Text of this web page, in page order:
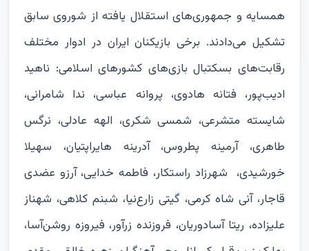
همسایه و جمهوری‌های استقلال یافته از شوروی سابق
تشکیل می‌دادند. برخی بازیکنان ایران در ادوار مختلف
رقابت‌های بسکتبال بازی‌های کشورهای اسلامی: ناهید
ادیب‌پور، فتانه هادوی، پروانه عباسی، ندا شامرانی،
شایسته متشرعی، شمسی شکری، الهه عادلی، نرگس
طاهری، آرمینه پطروس، آدرینه هایراپتیان، سهیلا
خورشیدی، شهرزاد راستکار، فاطمه خدایی، آرزو عضدی
قاجار، آنی شاه کرمی، گیتی زارع‌نیا، شبنم کلاهی، شهناز
علیزاده، ریتا آسادوریان، فروزنده زرآور، فیروزه روشن‌آسا،